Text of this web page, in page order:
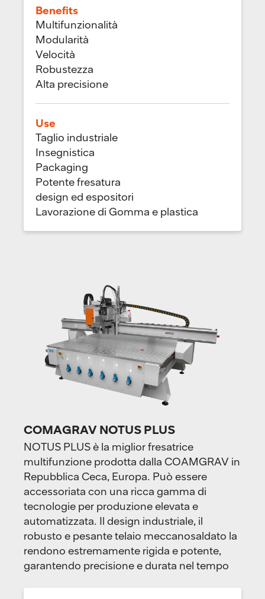
Benefits
Multifunzionalità
Modularità
Velocità
Robustezza
Alta precisione
Use
Taglio industriale
Insegnistica
Packaging
Potente fresatura
design ed espositori
Lavorazione di Gomma e plastica
COMAGRAV NOTUS PLUS
NOTUS PLUS è la miglior fresatrice
multifunzione prodotta dalla COAMGRAV in
Repubblica Ceca, Europa. Può essere
accessoriata con una ricca gamma di
tecnologie per produzione elevata e
automatizzata. Il design industriale, il
robusto e pesante telaio meccanosaldato la
rendono estremamente rigida e potente,
garantendo precisione e durata nel tempo